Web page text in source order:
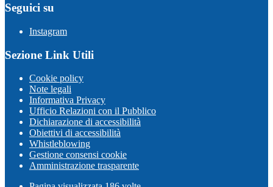
Seguici su
Instagram
Sezione Link Utili
Cookie policy
Note legali
Informativa Privacy
Ufficio Relazioni con il Pubblico
Dichiarazione di accessibilità
Obiettivi di accessibilità
Whistleblowing
Gestione consensi cookie
Amministrazione trasparente